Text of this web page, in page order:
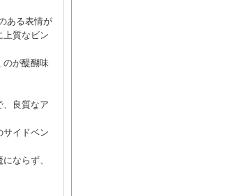
ある表情が
上質なビン
のが醍醐味
、良質なア
サイドベン
ならず、